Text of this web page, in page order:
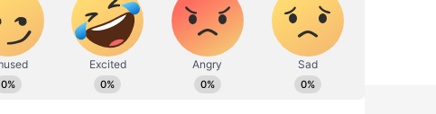
Sun Transit: கத்திரி
வெயிலுக்கு நடுவே!